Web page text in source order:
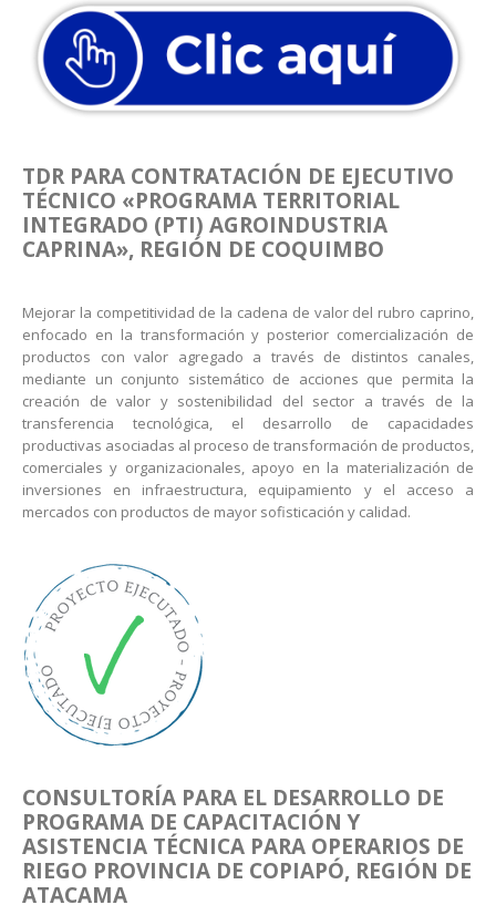
TDR PARA CONTRATACIÓN DE EJECUTIVO
TÉCNICO «PROGRAMA TERRITORIAL
INTEGRADO (PTI) AGROINDUSTRIA
CAPRINA», REGIÓN DE COQUIMBO
Mejorar la competitividad de la cadena de valor del rubro caprino,
enfocado en la transformación y posterior comercialización de
productos con valor agregado a través de distintos canales,
mediante un conjunto sistemático de acciones que permita la
creación de valor y sostenibilidad del sector a través de la
transferencia tecnológica, el desarrollo de capacidades
productivas asociadas al proceso de transformación de productos,
comerciales y organizacionales, apoyo en la materialización de
inversiones en infraestructura, equipamiento y el acceso a
mercados con productos de mayor sofisticación y calidad.
CONSULTORÍA PARA EL DESARROLLO DE
PROGRAMA DE CAPACITACIÓN Y
ASISTENCIA TÉCNICA PARA OPERARIOS DE
RIEGO PROVINCIA DE COPIAPÓ, REGIÓN DE
ATACAMA